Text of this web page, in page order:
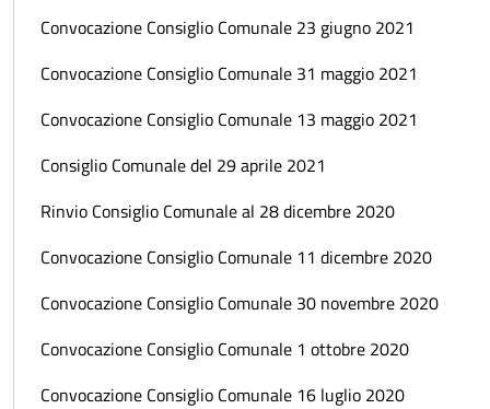
Convocazione Consiglio Comunale 23 giugno 2021
Convocazione Consiglio Comunale 31 maggio 2021
Convocazione Consiglio Comunale 13 maggio 2021
Consiglio Comunale del 29 aprile 2021
Rinvio Consiglio Comunale al 28 dicembre 2020
Convocazione Consiglio Comunale 11 dicembre 2020
Convocazione Consiglio Comunale 30 novembre 2020
Convocazione Consiglio Comunale 1 ottobre 2020
Convocazione Consiglio Comunale 16 luglio 2020